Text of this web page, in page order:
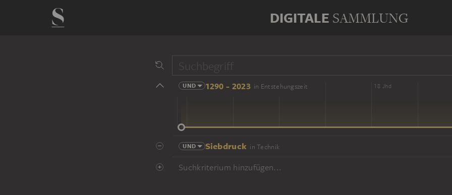
DIGITALE SAMMLUNG
UND 1290 - 2023 in Entstehungszeit
14 Jhd 16 Jhd 18 Jhd
UND Siebdruck in Technik
Suchkriterium hinzufügen...